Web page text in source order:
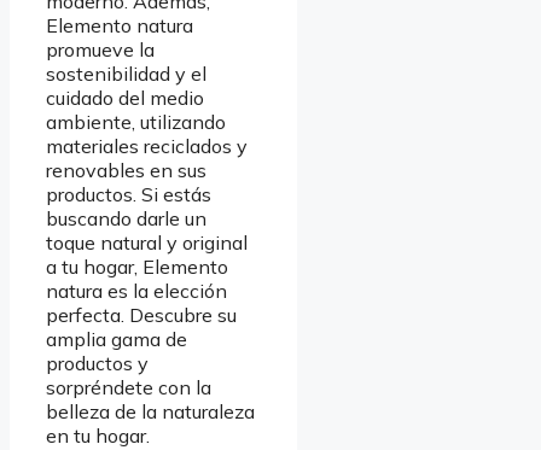
Elemento natura
promueve la
sostenibilidad y el
cuidado del medio
ambiente, utilizando
materiales reciclados y
renovables en sus
productos. Si estás
buscando darle un
toque natural y original
a tu hogar, Elemento
natura es la elección
perfecta. Descubre su
amplia gama de
productos y
sorpréndete con la
belleza de la naturaleza
en tu hogar.